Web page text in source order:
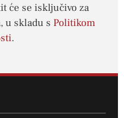
će se isključivo za
u skladu s Politikom
.